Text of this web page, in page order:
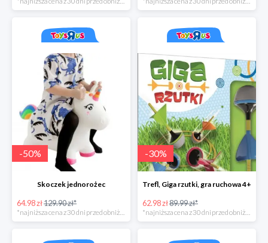
-50%
Skoczek jednorożec
64.98 zł129.90 zł*
*najniższa cena z 30 dni przed obniżką
-30%
Trefl, Giga rzutki, gra ruchowa 4+
62.98 zł89.99 zł*
*najniższa cena z 30 dni przed obniżką